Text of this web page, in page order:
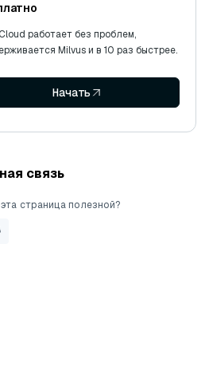
работает без проблем,
Milvus и в 10 раз быстрее.
Начать
связь
страница полезной?